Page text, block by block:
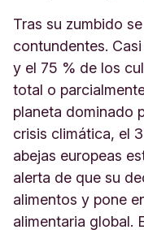
Tras su zumbido
contundentes.
y el 75 % de los
total o
planeta dominado
crisis climática, el
abejas europeas
alerta de que su
alimentos y pone
alimentaria global.